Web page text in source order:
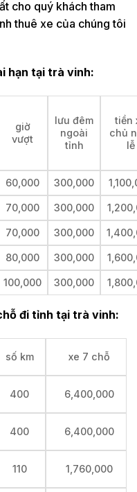
cho quý khách tham
thuê xe của chúng tôi
hạn tạitrà vinh:
giờ
vượt
lưu đêm
ngoài
tỉnh
tiền
chủ
lễ
60,000 300,000
70,000 300,000
70,000 300,000
80,000 300,000
100,000 300,000
đi tỉnh tại trà vinh:
số km xe 7 chỗ
400 6,400,000
400 6,400,000
110 1,760,000